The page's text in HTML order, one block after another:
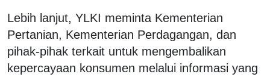
Lebih lanjut, YLKI meminta Kementerian
Pertanian, Kementerian Perdagangan, dan
pihak-pihak terkait untuk mengembalikan
kepercayaan konsumen melalui informasi yang